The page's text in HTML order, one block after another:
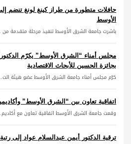
حافلات متطورة من طراز كينغ لونغ تنضم
الأوسط
باشرت جامعة الشرق الأوسط تنفيذ مرحلة متقدمة من
مجلس أمناء “الشرق الأوسط” يكرّم
بجائزة الحسين للأبحاث الاقتصادية
كرّم مجلس أمناء جامعة الشرق الأوسط عضو هيئة
اتفاقية تعاون بين “الشرق الأوسط”
وقعت جامعة الشرق الأوسط اتفاقية تعاون مع
ترقية الدكتور أيمن عبدالسلام عواد إلى